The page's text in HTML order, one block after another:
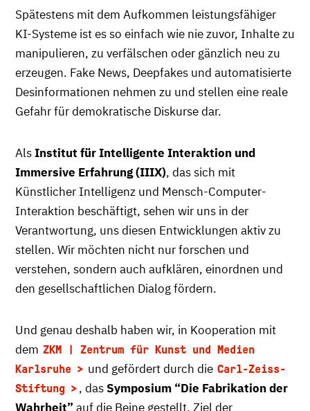
Spätestens mit dem Aufkommen leistungsfähiger
KI-Systeme ist es so einfach wie nie zuvor, Inhalte zu
manipulieren, zu verfälschen oder gänzlich neu zu
erzeugen. Fake News, Deepfakes und automatisierte
Desinformationen nehmen zu und stellen eine reale
Gefahr für demokratische Diskurse dar.
AlsInstitut für Intelligente Interaktion und
Immersive Erfahrung (IIIX), das sich mit
Künstlicher Intelligenz und Mensch-Computer-
Interaktion beschäftigt, sehen wir uns in der
Verantwortung, uns diesen Entwicklungen aktiv zu
stellen. Wir möchten nicht nur forschen und
verstehen, sondern auch aufklären, einordnen und
den gesellschaftlichen Dialog fördern.
Und genau deshalb haben wir, in Kooperation mit
dem ZKM | Zentrum für Kunst und Medien
Karlsruhe
und gefördert durch die Carl-Zeiss-
Stiftung
, dasSymposium “Die Fabrikation der
Wahrheit” auf die Beine gestellt. Ziel der